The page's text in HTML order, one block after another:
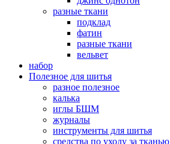
разные ткани
подклад
фатин
разные ткани
вельвет
набор
Полезное для шитья
разное полезное
калька
иглы БШМ
журналы
инструменты для шитья
средства по уходу за тканью